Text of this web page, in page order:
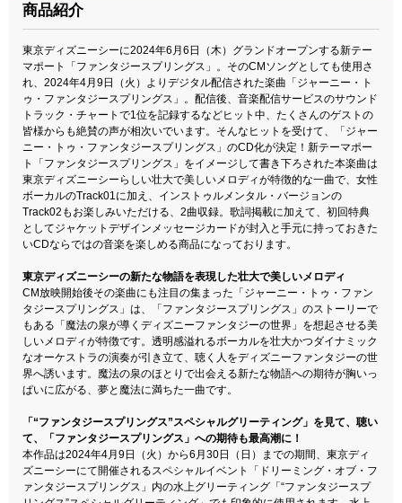
商品紹介
東京ディズニーシーに2024年6月6日（木）グランドオープンする新テー
マポート「ファンタジースプリングス」。そのCMソングとしても使用さ
れ、2024年4月9日（火）よりデジタル配信された楽曲「ジャーニー・ト
ゥ・ファンタジースプリングス」。配信後、音楽配信サービスのサウンド
トラック・チャートで1位を記録するなどヒット中、たくさんのゲストの
皆様からも絶賛の声が相次いでいます。そんなヒットを受けて、「ジャー
ニー・トゥ・ファンタジースプリングス」のCD化が決定！新テーマポー
ト「ファンタジースプリングス」をイメージして書き下ろされた本楽曲は
東京ディズニーシーらしい壮大で美しいメロディが特徴的な一曲で、女性
ボーカルのTrack01に加え、インストゥルメンタル・バージョンの
Track02もお楽しみいただける、2曲収録。歌詞掲載に加えて、初回特典
としてジャケットデザインメッセージカードが封入と手元に持っておきた
いCDならではの音楽を楽しめる商品になっております。
東京ディズニーシーの新たな物語を表現した壮大で美しいメロディ
CM放映開始後その楽曲にも注目の集まった「ジャーニー・トゥ・ファン
タジースプリングス」は、「ファンタジースプリングス」のストーリーで
もある「魔法の泉が導くディズニーファンタジーの世界」を想起させる美
しいメロディが特徴です。透明感溢れるボーカルを壮大かつダイナミック
なオーケストラの演奏が引き立て、聴く人をディズニーファンタジーの世
界へ誘います。魔法の泉のほとりで出会える新たな物語への期待が胸いっ
ぱいに広がる、夢と魔法に満ちた一曲です。
「“ファンタジースプリングス”スペシャルグリーティング」を見て、聴い
て、「ファンタジースプリングス」への期待も最高潮に！
本作品は2024年4月9日（火）から6月30日（日）までの期間、東京ディ
ズニーシーにて開催されるスペシャルイベント「ドリーミング・オブ・フ
ァンタジースプリングス」内の水上グリーティング「“ファンタジースプ